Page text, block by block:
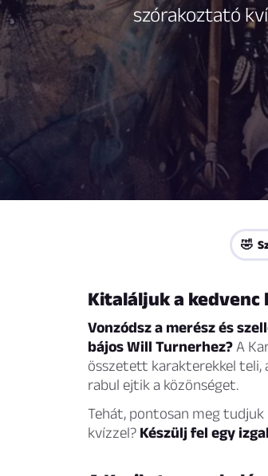
szórakoztató
🤣
Kitaláljuk a kedvenc
Vonzódsz a merész és
bájos Will Turnerhez? A
összetett karakterekkel teli,
rabul ejtik a közönséget.
Tehát, pontosan meg
kvízzel? Készülj fel egy